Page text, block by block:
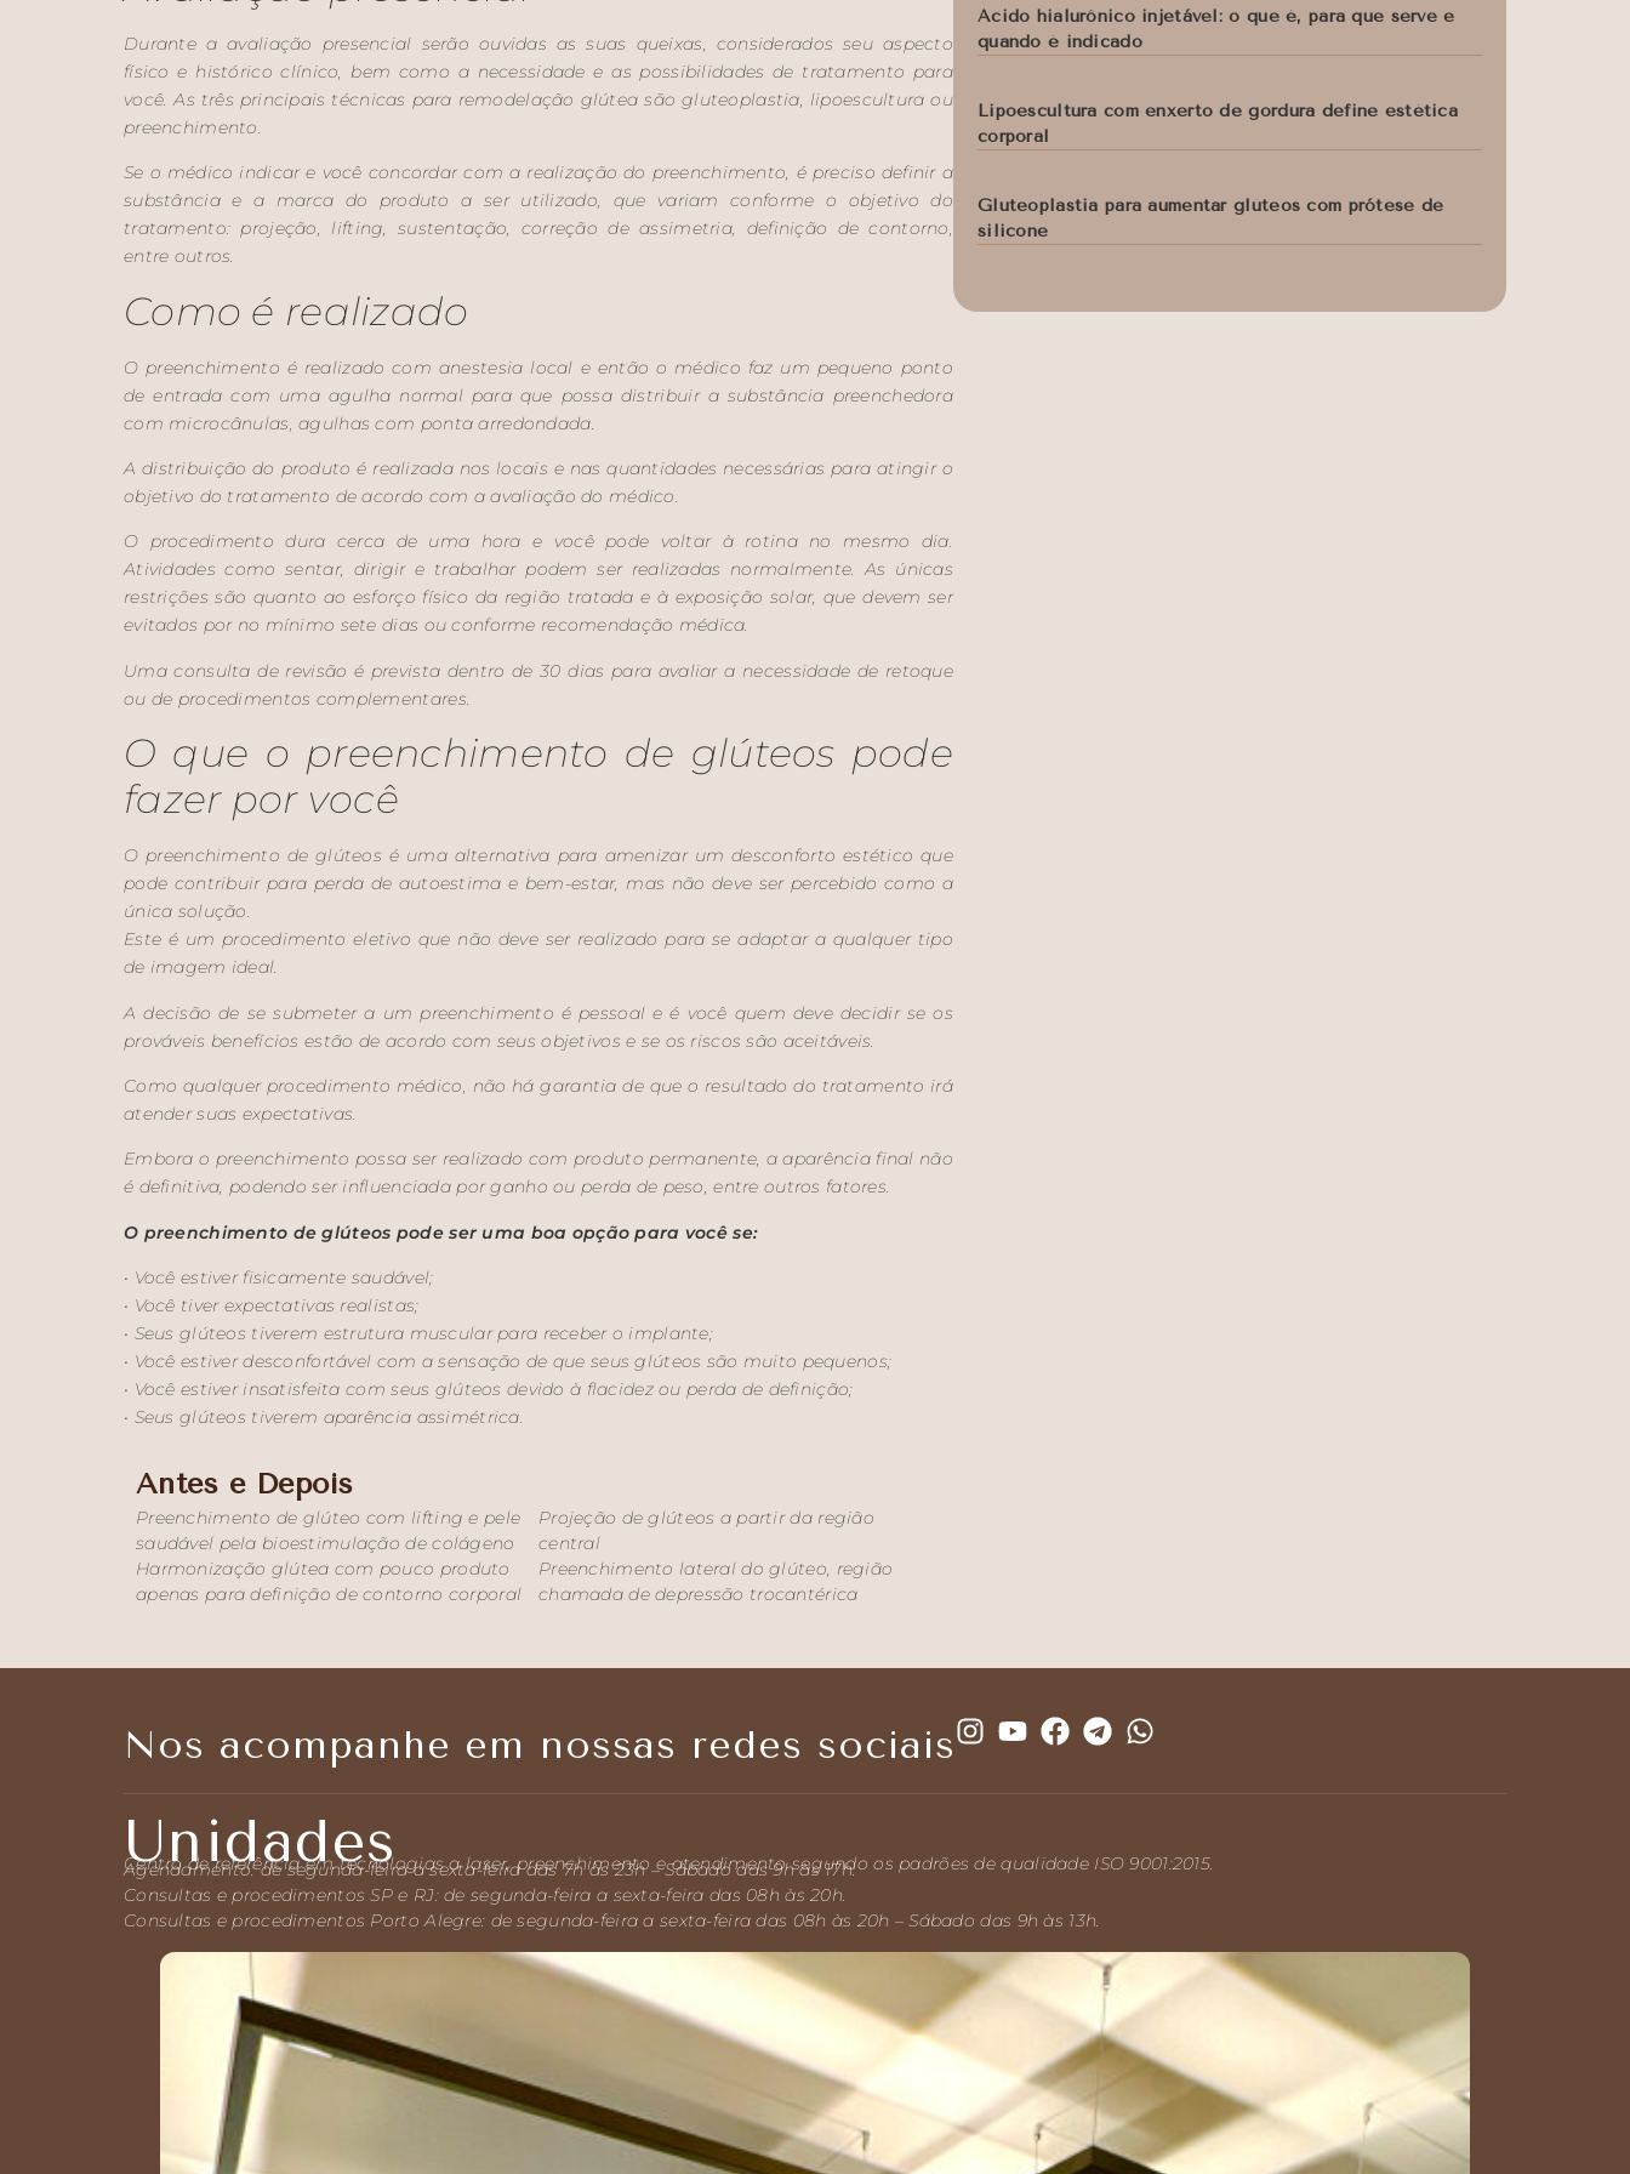
Durante a avaliação presencial serão ouvidas as suas queixas, considerados seu aspecto
físico e histórico clínico, bem como a necessidade e as possibilidades de tratamento para
você. As três principais técnicas para remodelação glútea são gluteoplastia, lipoescultura ou
preenchimento.
Se o médico indicar e você concordar com a realização do preenchimento, é preciso definir a
substância e a marca do produto a ser utilizado, que variam conforme o objetivo do
tratamento: projeção, lifting, sustentação, correção de assimetria, definição de contorno,
entre outros.
Como é realizado
O preenchimento é realizado com anestesia local e então o médico faz um pequeno ponto
de entrada com uma agulha normal para que possa distribuir a substância preenchedora
com microcânulas, agulhas com ponta arredondada.
A distribuição do produto é realizada nos locais e nas quantidades necessárias para atingir o
objetivo do tratamento de acordo com a avaliação do médico.
O procedimento dura cerca de uma hora e você pode voltar à rotina no mesmo dia.
Atividades como sentar, dirigir e trabalhar podem ser realizadas normalmente. As únicas
restrições são quanto ao esforço físico da região tratada e à exposição solar, que devem ser
evitados por no mínimo sete dias ou conforme recomendação médica.
Uma consulta de revisão é prevista dentro de 30 dias para avaliar a necessidade de retoque
ou de procedimentos complementares.
O que o preenchimento de glúteos pode
fazer por você
O preenchimento de glúteos é uma alternativa para amenizar um desconforto estético que
pode contribuir para perda de autoestima e bem-estar, mas não deve ser percebido como a
única solução.
Este é um procedimento eletivo que não deve ser realizado para se adaptar a qualquer tipo
de imagem ideal.
A decisão de se submeter a um preenchimento é pessoal e é você quem deve decidir se os
prováveis benefícios estão de acordo com seus objetivos e se os riscos são aceitáveis.
Como qualquer procedimento médico, não há garantia de que o resultado do tratamento irá
atender suas expectativas.
Embora o preenchimento possa ser realizado com produto permanente, a aparência final não
é definitiva, podendo ser influenciada por ganho ou perda de peso, entre outros fatores.
O preenchimento de glúteos pode ser uma boa opção para você se:
• Você estiver fisicamente saudável;
• Você tiver expectativas realistas;
• Seus glúteos tiverem estrutura muscular para receber o implante;
• Você estiver desconfortável com a sensação de que seus glúteos são muito pequenos;
• Você estiver insatisfeita com seus glúteos devido à flacidez ou perda de definição;
• Seus glúteos tiverem aparência assimétrica.
Antes e Depois
Preenchimento de glúteo com lifting e pele
Projeção de glúteos a partir da região
Ácido hialurônico injetável: o que é, para que serve e
quando é indicado
Lipoescultura com enxerto de gordura define estética
corporal
Gluteoplastia para aumentar glúteos com prótese de
silicone